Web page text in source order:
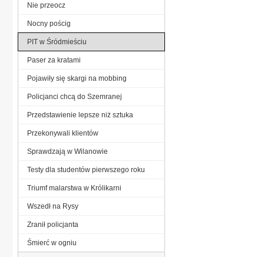
Nie przeocz
Nocny pościg
PIT w Śródmieściu
Paser za kratami
Pojawiły się skargi na mobbing
Policjanci chcą do Szemranej
Przedstawienie lepsze niż sztuka
Przekonywali klientów
Sprawdzają w Wilanowie
Testy dla studentów pierwszego roku
Triumf malarstwa w Królikarni
Wszedł na Rysy
Zranił policjanta
Śmierć w ogniu